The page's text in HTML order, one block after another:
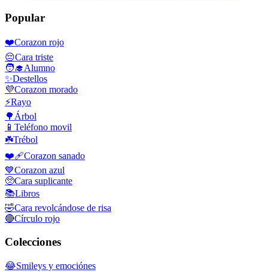
Popular
❤️Corazon rojo
😔Cara triste
🧑‍🎓Alumno
✨Destellos
💜Corazon morado
⚡Rayo
🌳 Árbol
📱 Teléfono movil
☘️Trébol
❤️‍🩹Corazon sanado
💙Corazon azul
🥺Cara suplicante
📚Libros
🤣Cara revolcándose de risa
🔴Círculo rojo
Colecciones
😂Smileys y emociónes